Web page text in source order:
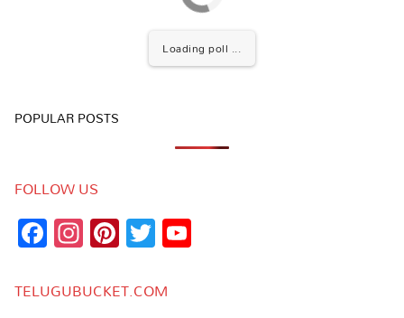
Loading poll ...
POPULAR POSTS
FOLLOW US
Facebook
Instagram
Pinterest
Twitter
TELUGUBUCKET.COM